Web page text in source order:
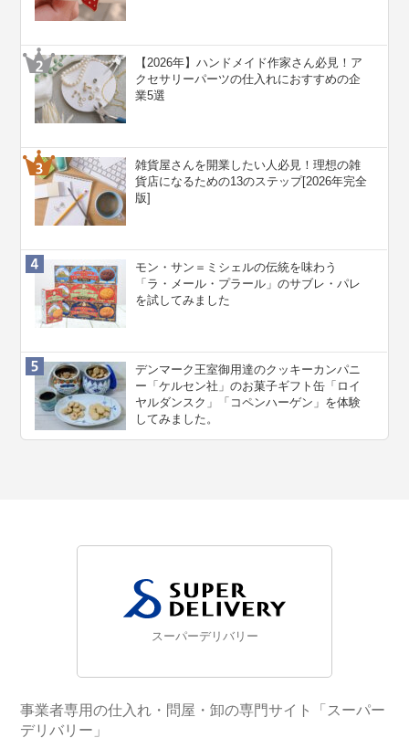
【2026年】ハンドメイド作家さん必見！ア
クセサリーパーツの仕入れにおすすめの企
業5選
雑貨屋さんを開業したい人必見！理想の雑
貨店になるための13のステップ[2026年完全
版]
モン・サン＝ミシェルの伝統を味わう
「ラ・メール・プラール」のサブレ・パレ
を試してみました
デンマーク王室御用達のクッキーカンパニ
ー「ケルセン社」のお菓子ギフト缶「ロイ
ヤルダンスク」「コペンハーゲン」を体験
してみました。
スーパーデリバリー
事業者専用の仕入れ・問屋・卸の専門サイト「スーパー
デリバリー」